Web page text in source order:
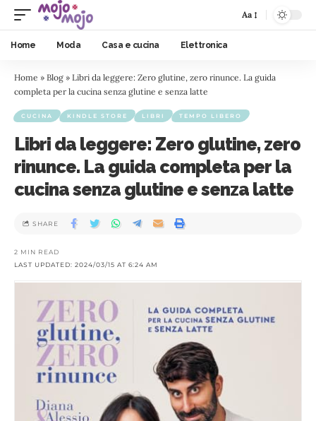
Aa
Home Moda Casa e cucina Elettronica
Home » Blog » Libri da leggere: Zero glutine, zero rinunce. La guida
completa per la cucina senza glutine e senza latte
CUCINA KINDLE STORE LIBRI TEMPO LIBERO
Libri da leggere: Zero glutine, zero
rinunce. La guida completa per la
cucina senza glutine e senza latte
LAST UPDATED: 2024/03/15 AT 6:24 AM
2 MIN READ
SHARE